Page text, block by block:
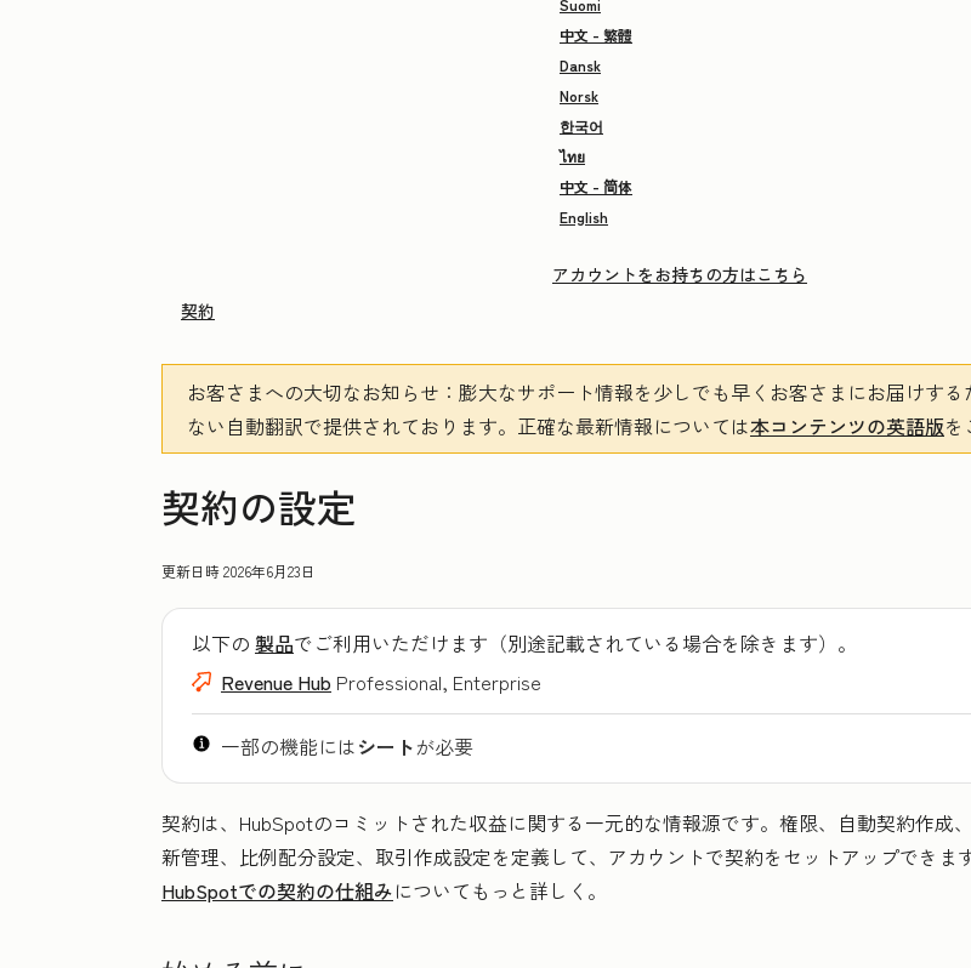
Suomi
中文 - 繁體
Dansk
Norsk
한국어
ไทย
中文 - 简体
English
アカウントをお持ちの方はこちら
契約
お客さまへの大切なお知らせ ：膨大なサポート情報を少しでも早くお客さまにお届けす
ない自動翻訳で提供されております。 正確な最新情報については本コンテンツの英語版を
契約の設定
更新日時2026年6月23日
以下の 製品でご利用いただけます（別途記載されている場合を除きます）。
Revenue Hub Professional, Enterprise
一部の機能にはシートが必要
契約は、HubSpotのコミットされた収益に関する一元的な情報源です。権限、自動契約作成
新管理、比例配分設定、取引作成設定を定義して、アカウントで契約をセットアップできます
HubSpotでの契約の仕組みについてもっと詳しく。